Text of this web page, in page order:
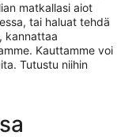
matkallasi aiot
tai haluat tehdä
kannattaa
Kauttamme voi
Tutustu niihin